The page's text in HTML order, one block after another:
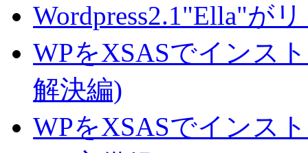
Wordpress2.1"Ella"が
WPをXSASでインス
解決編)
WPをXSASでインス